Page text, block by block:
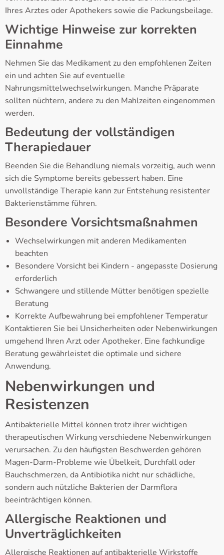
Ihres Arztes oder Apothekers sowie die Packungsbeilage.
Wichtige Hinweise zur korrekten
Einnahme
Nehmen Sie das Medikament zu den empfohlenen Zeiten
ein und achten Sie auf eventuelle
Nahrungsmittelwechselwirkungen. Manche Präparate
sollten nüchtern, andere zu den Mahlzeiten eingenommen
werden.
Bedeutung der vollständigen
Therapiedauer
Beenden Sie die Behandlung niemals vorzeitig, auch wenn
sich die Symptome bereits gebessert haben. Eine
unvollständige Therapie kann zur Entstehung resistenter
Bakterienstämme führen.
Besondere Vorsichtsmaßnahmen
Wechselwirkungen mit anderen Medikamenten
beachten
Besondere Vorsicht bei Kindern - angepasste Dosierung
erforderlich
Schwangere und stillende Mütter benötigen spezielle
Beratung
Korrekte Aufbewahrung bei empfohlener Temperatur
Kontaktieren Sie bei Unsicherheiten oder Nebenwirkungen
umgehend Ihren Arzt oder Apotheker. Eine fachkundige
Beratung gewährleistet die optimale und sichere
Anwendung.
Nebenwirkungen und
Resistenzen
Antibakterielle Mittel können trotz ihrer wichtigen
therapeutischen Wirkung verschiedene Nebenwirkungen
verursachen. Zu den häufigsten Beschwerden gehören
Magen-Darm-Probleme wie Übelkeit, Durchfall oder
Bauchschmerzen, da Antibiotika nicht nur schädliche,
sondern auch nützliche Bakterien der Darmflora
beeinträchtigen können.
Allergische Reaktionen und
Unverträglichkeiten
Allergische Reaktionen auf antibakterielle Wirkstoffe